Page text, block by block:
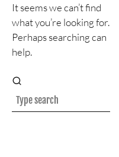
It seems we can’t find
what you’re looking for.
Perhaps searching can
help.